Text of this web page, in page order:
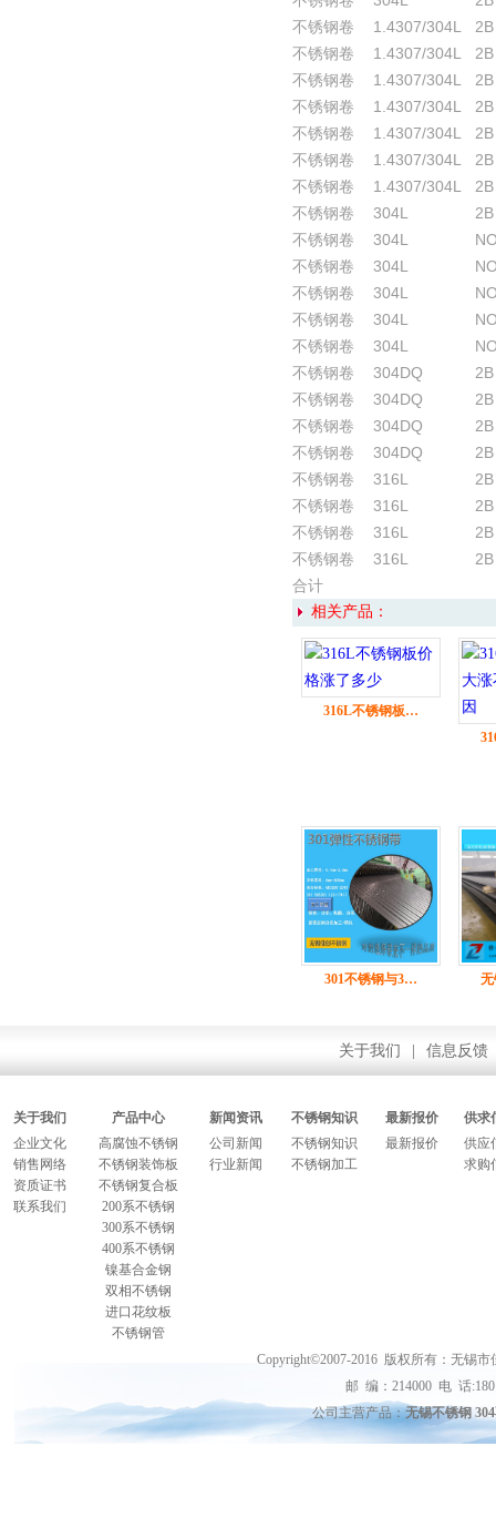
不锈钢卷
1.4307/304L
2B
不锈钢卷
1.4307/304L
2B
不锈钢卷
1.4307/304L
2B
不锈钢卷
1.4307/304L
2B
不锈钢卷
1.4307/304L
2B
不锈钢卷
1.4307/304L
2B
不锈钢卷
1.4307/304L
2B
不锈钢卷
304L
2B
不锈钢卷
304L
不锈钢卷
304L
不锈钢卷
304L
不锈钢卷
304L
不锈钢卷
304L
不锈钢卷
304DQ
2B
不锈钢卷
304DQ
2B
不锈钢卷
304DQ
2B
不锈钢卷
304DQ
2B
不锈钢卷
316L
2B
不锈钢卷
316L
2B
不锈钢卷
316L
2B
不锈钢卷
316L
2B
合计
相关产品：
316L不锈钢板…
301不锈钢与3…
关于我们 信息反馈
关于我们 产品中心 新闻资讯 不锈钢知识 最新报价
供求
企业文化
销售网络
资质证书
联系我们
高腐蚀不锈钢
不锈钢装饰板
不锈钢复合板
200系不锈钢
300系不锈钢
400系不锈钢
镍基合金钢
双相不锈钢
进口花纹板
不锈钢管
公司新闻
行业新闻
不锈钢知识
不锈钢加工
最新报价
供应
求购
Copyright©2007-2016 版权所有：无锡
邮 编：214000 电 话
公司主营产品：无锡不锈钢